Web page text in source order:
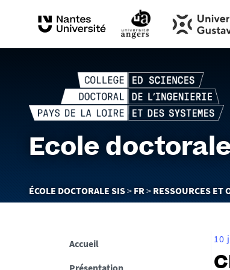
Ecole
Vous
êtes
ÉCOLE DOCTORALE SIS FR RESSOURCES ET
Accueil
Présentation
10